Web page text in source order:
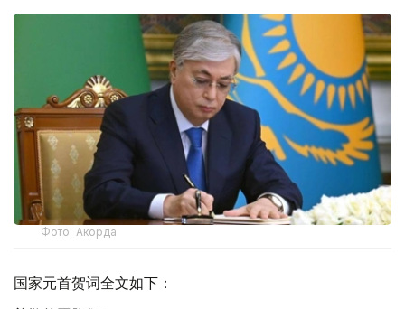
Фото: Акорда
国家元首贺词全文如下：